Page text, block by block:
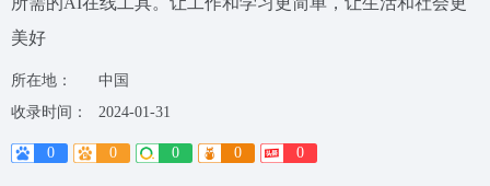
美好
所在地：
中国
收录时间：
2024-01-31
0 0 0 0 0